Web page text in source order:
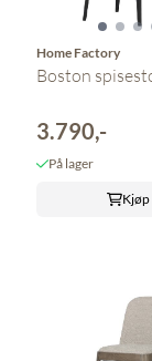
Home Factory
Boston spisestol
3.790,-
På lager
Kjøp